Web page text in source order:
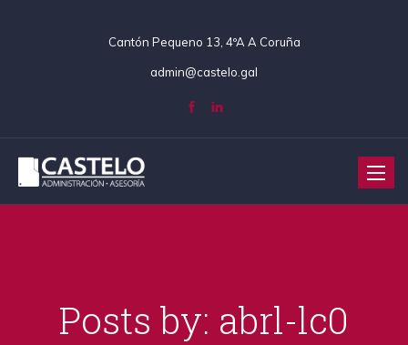
Cantón Pequeno 13, 4ºA A Coruña
admin@castelo.gal
Toggle
Posts by: abrl-lc0